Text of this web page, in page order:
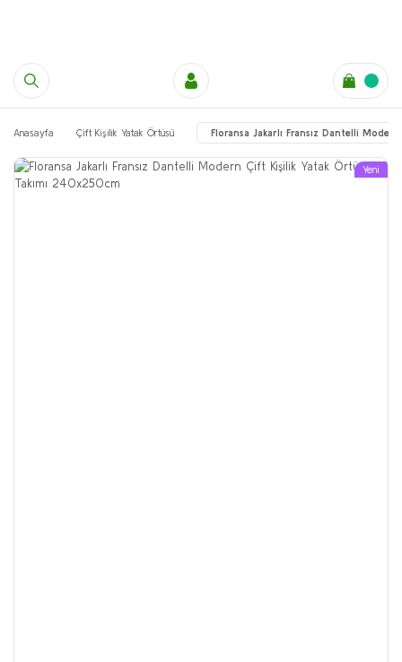
Anasayfa Çift Kişilik Yatak Örtüsü Floransa Jakarlı Fransız Dantelli
Yeni